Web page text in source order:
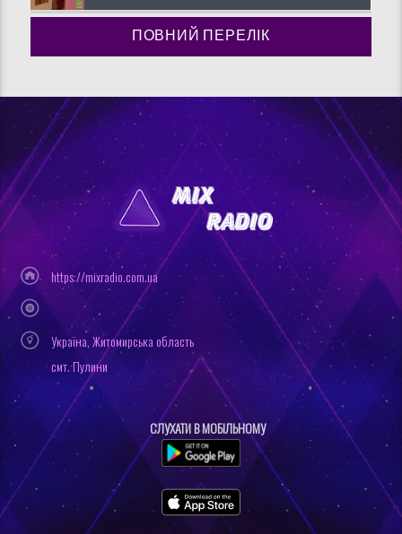
ПОВНИЙ ПЕРЕЛІК
https://mixradio.com.ua
Україна, Житомирська область
смт. Пулини
СЛУХАТИ В МОБІЛЬНОМУ